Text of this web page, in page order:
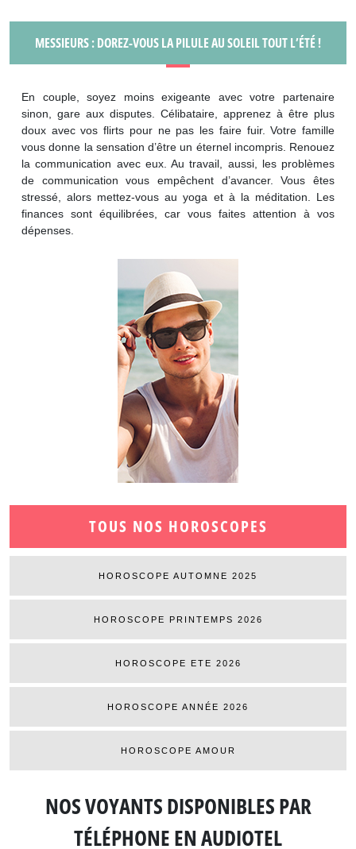
TOUS NOS HOROSCOPES
HOROSCOPE AUTOMNE 2025
HOROSCOPE PRINTEMPS 2026
HOROSCOPE ETE 2026
HOROSCOPE ANNÉE 2026
HOROSCOPE AMOUR
MESSIEURS : DOREZ-VOUS LA PILULE AU SOLEIL TOUT L’ÉTÉ !
En couple, soyez moins exigeante avec votre partenaire
sinon, gare aux disputes. Célibataire, apprenez à être plus
doux avec vos flirts pour ne pas les faire fuir. Votre famille
vous donne la sensation d’être un éternel incompris. Renouez
la communication avec eux. Au travail, aussi, les problèmes
de communication vous empêchent d’avancer. Vous êtes
stressé, alors mettez-vous au yoga et à la méditation. Les
finances sont équilibrées, car vous faites attention à vos
dépenses.
NOS VOYANTS DISPONIBLESPAR
TÉLÉPHONE EN AUDIOTEL